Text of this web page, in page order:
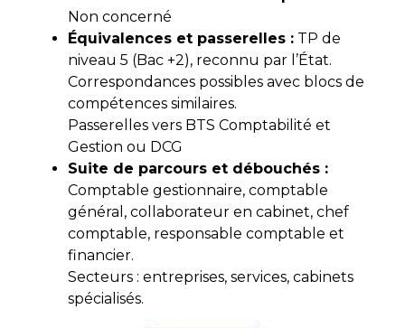
Non concerné
Équivalences et passerelles : TP de
niveau 5 (Bac +2), reconnu par l’État.
Correspondances possibles avec blocs de
compétences similaires.
Passerelles vers BTS Comptabilité et
Gestion ou DCG
Suite de parcours et débouchés :
Comptable gestionnaire, comptable
général, collaborateur en cabinet, chef
comptable, responsable comptable et
financier.
Secteurs : entreprises, services, cabinets
spécialisés.